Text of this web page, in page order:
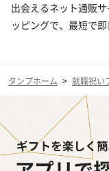
出会えるネット通販
ッピングで、最短で
タンプホーム > 就職祝い